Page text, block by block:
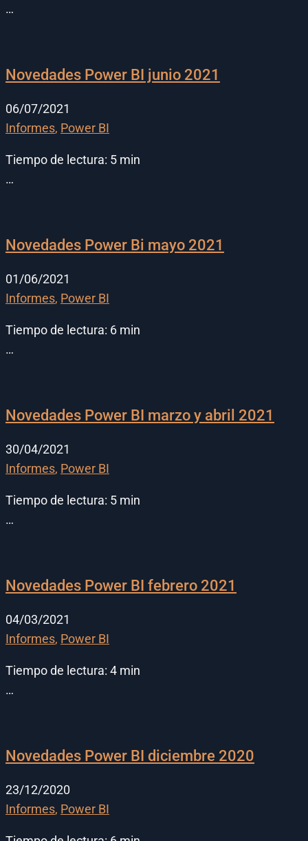
…
Novedades Power BI junio 2021
06/07/2021
Informes, Power BI
Tiempo de lectura: 5 min
…
Novedades Power Bi mayo 2021
01/06/2021
Informes, Power BI
Tiempo de lectura: 6 min
…
Novedades Power BI marzo y abril 2021
30/04/2021
Informes, Power BI
Tiempo de lectura: 5 min
…
Novedades Power BI febrero 2021
04/03/2021
Informes, Power BI
Tiempo de lectura: 4 min
…
Novedades Power BI diciembre 2020
23/12/2020
Informes, Power BI